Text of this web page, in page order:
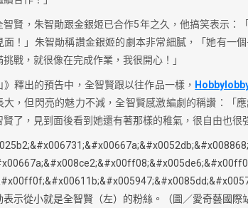
智賢，朱智勛跟金銀姬已合作5年之久，他搞笑表示
面！」朱智勛稱讚金銀姬的劇本非常細膩，「她有一
戰，就很像在完成作業，我很開心！」
》釋出的預告中，全智賢跟以往作品一樣，
大，但閃亮的魅力不減，全智賢感激編劇的稱讚：「
賢了，見到面後看到她還有著那樣的稚氣，很自由也很
示從小就是全智賢（左）的粉絲。（圖／愛奇藝國際